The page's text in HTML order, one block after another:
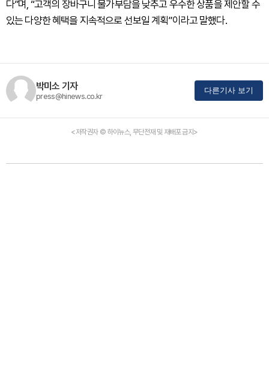
다”며, “고객의 장바구니 물가부담을 낮추고 우수한 상품을 제안할 수
있는 다양한 혜택을 지속적으로 선보일 계획”이라고 말했다.
박미소 기자
press@hinews.co.kr
다른기사 보기
<저작권자 © 하이뉴스, 무단전재 및 재배포 금지>